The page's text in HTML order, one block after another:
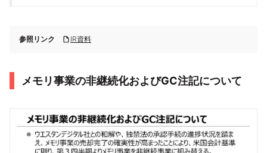
参照リンク IR資料
メモリ事業の非継続化およびGC注記について